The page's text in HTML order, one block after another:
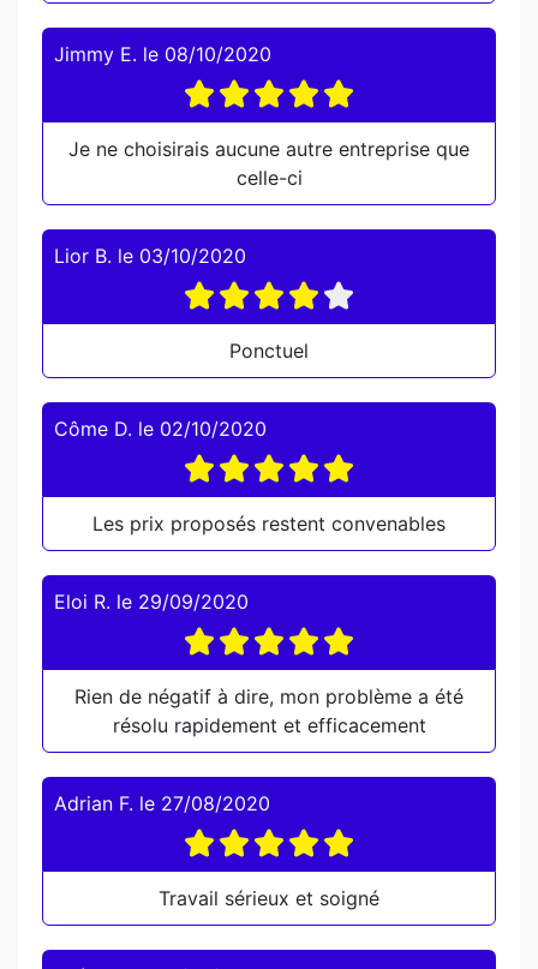
Jimmy E. le 08/10/2020
Je ne choisirais aucune autre entreprise que
celle-ci
Lior B. le 03/10/2020
Ponctuel
Côme D. le 02/10/2020
Les prix proposés restent convenables
Eloi R. le 29/09/2020
Rien de négatif à dire, mon problème a été
résolu rapidement et efficacement
Adrian F. le 27/08/2020
Travail sérieux et soigné